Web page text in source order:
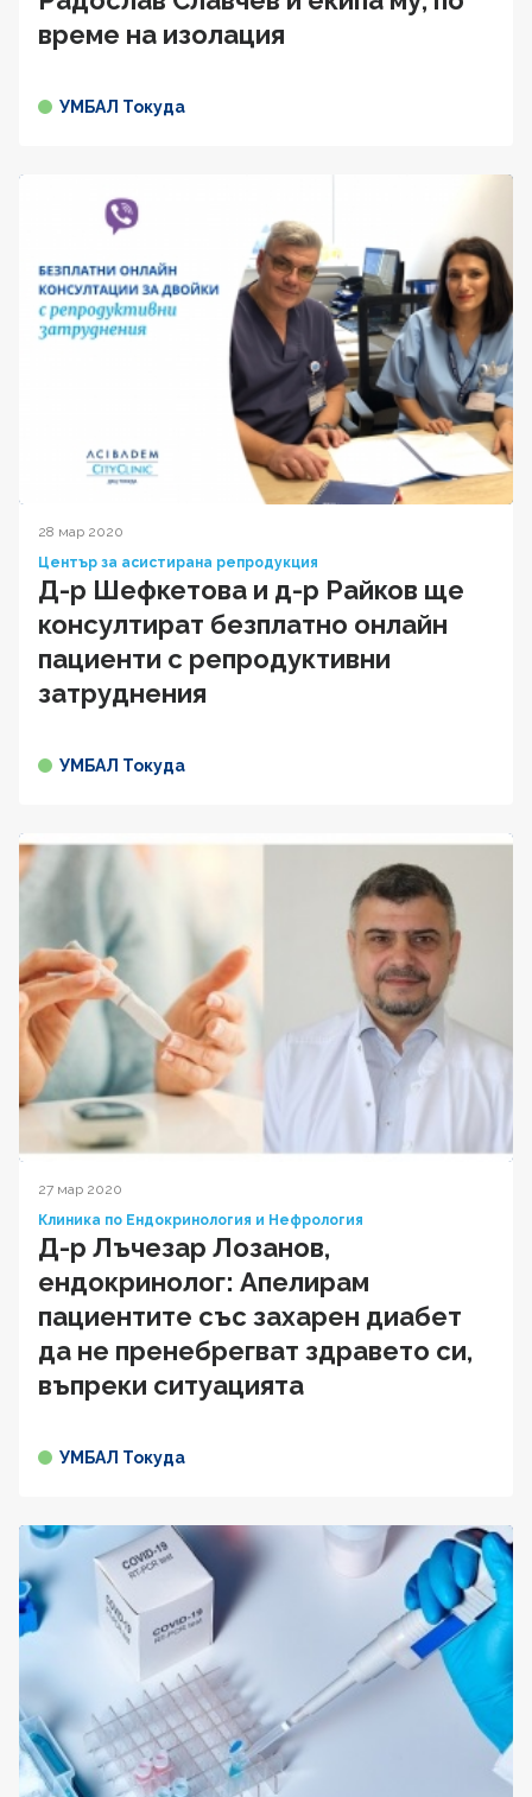
време на изолация
УМБАЛ Токуда
28 мар 2020
Център за асистирана репродукция
Д-р Шефкетова и д-р Райков ще
консултират безплатно онлайн
пациенти с репродуктивни
затруднения
УМБАЛ Токуда
27 мар 2020
Клиника по Ендокринология и Нефрология
Д-р Лъчезар Лозанов,
ендокринолог: Апелирам
пациентите със захарен диабет
да не пренебрегват здравето си,
въпреки ситуацията
УМБАЛ Токуда